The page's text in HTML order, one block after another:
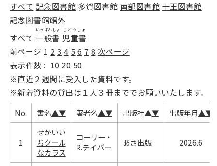
すべて 記念図書館 多賀図書館 南部図書館 十王図書館
記念図書館館外
すべて 一般書
いっぱんしょ
児童書
じどうしょ
前ページ 1 2 3 4 5 6 7 8 次ページ
10 20 50
※直近２週間に受入した資料です。
※新着資料の貸出は１人３冊まででお願いいたします。
No. 書名▲▼ 著者名▲▼ 出版社▲▼ 出版年月▲▼
1
せかいい
ちクール
なカラス
コーリー・
R.テイバー
あさ出版 2026.6